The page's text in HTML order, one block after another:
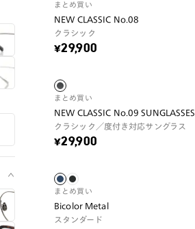
まとめ買い
NEW CLASSIC No.08
クラシック
¥29,900
まとめ買い
NEW CLASSIC No.09 SUNGLASSES
クラシック／度付き対応サングラス
¥29,900
まとめ買い
Bicolor Metal
スタンダード